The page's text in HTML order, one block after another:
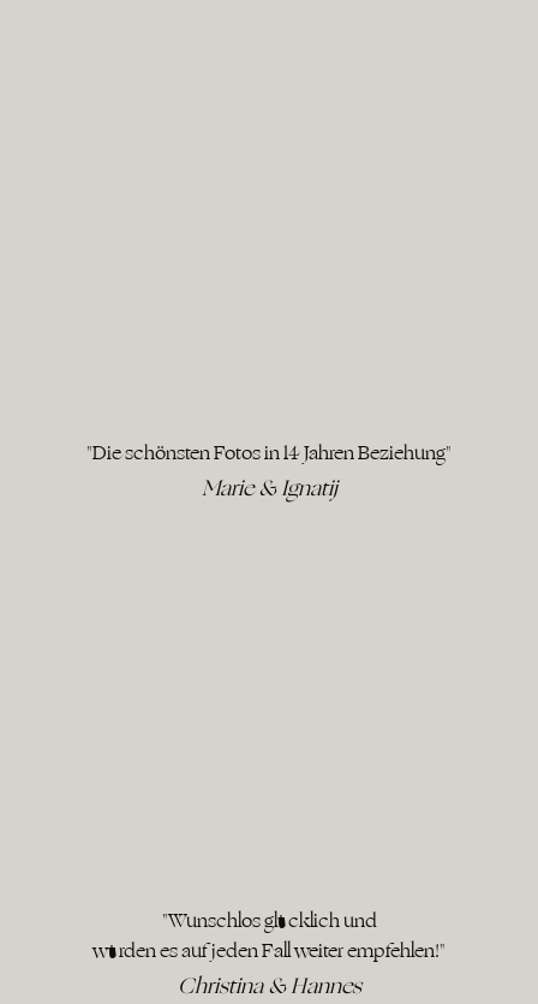
"Die schönsten Fotos in 14 Jahren Beziehung"
Marie & Ignatij
"Wunschlos glücklich und
würden es auf jeden Fall weiter empfehlen!"
Christina & Hannes